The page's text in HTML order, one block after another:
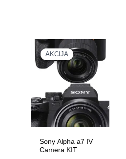
AKCIJA
AKCIJA
Sony Alpha a7 IV
Camera KIT